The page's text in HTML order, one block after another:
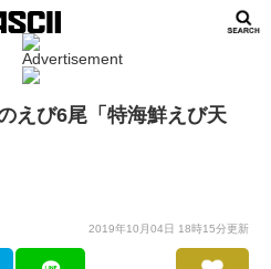
えび6尾「特海鮮えび天
2019年10月04日 18時15分更新